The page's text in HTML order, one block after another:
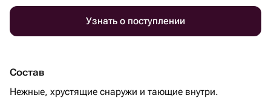
Узнать о поступлении
Состав
Нежные, хрустящие снаружи и тающие внутри.